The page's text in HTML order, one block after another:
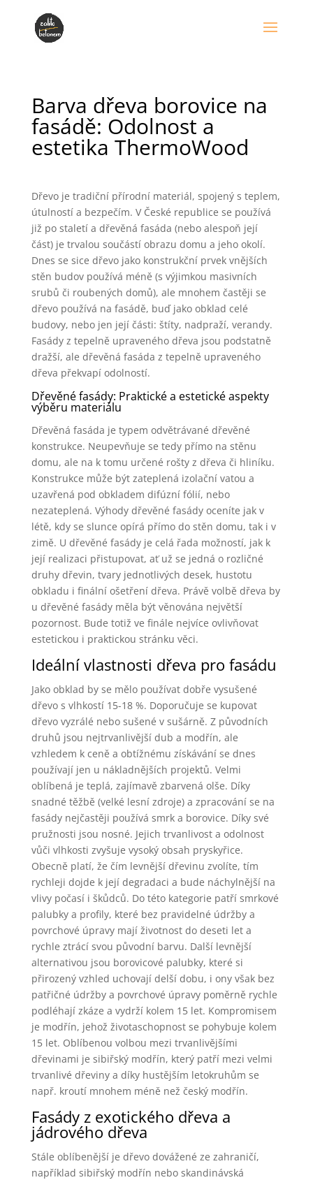
Barva dřeva borovice na
fasádě: Odolnost a
estetika ThermoWood
Dřevo je tradiční přírodní materiál, spojený s teplem,
útulností a bezpečím. V České republice se používá
již po staletí a dřevěná fasáda (nebo alespoň její
část) je trvalou součástí obrazu domu a jeho okolí.
Dnes se sice dřevo jako konstrukční prvek vnějších
stěn budov používá méně (s výjimkou masivních
srubů či roubených domů), ale mnohem častěji se
dřevo používá na fasádě, buď jako obklad celé
budovy, nebo jen její části: štíty, nadpraží, verandy.
Fasády z tepelně upraveného dřeva jsou podstatně
dražší, ale dřevěná fasáda z tepelně upraveného
dřeva překvapí odolností.
Dřevěné fasády: Praktické a estetické aspekty
výběru materiálu
Dřevěná fasáda je typem odvětrávané dřevěné
konstrukce. Neupevňuje se tedy přímo na stěnu
domu, ale na k tomu určené rošty z dřeva či hliníku.
Konstrukce může být zateplená izolační vatou a
uzavřená pod obkladem difúzní fólií, nebo
nezateplená. Výhody dřevěné fasády oceníte jak v
létě, kdy se slunce opírá přímo do stěn domu, tak i v
zimě. U dřevěné fasády je celá řada možností, jak k
její realizaci přistupovat, ať už se jedná o rozličné
druhy dřevin, tvary jednotlivých desek, hustotu
obkladu i finální ošetření dřeva. Právě volbě dřeva by
u dřevěné fasády měla být věnována největší
pozornost. Bude totiž ve finále nejvíce ovlivňovat
estetickou i praktickou stránku věci.
Ideální vlastnosti dřeva pro fasádu
Jako obklad by se mělo používat dobře vysušené
dřevo s vlhkostí 15-18 %. Doporučuje se kupovat
dřevo vyzrálé nebo sušené v sušárně. Z původních
druhů jsou nejtrvanlivější dub a modřín, ale
vzhledem k ceně a obtížnému získávání se dnes
používají jen u nákladnějších projektů. Velmi
oblíbená je teplá, zajímavě zbarvená olše. Díky
snadné těžbě (velké lesní zdroje) a zpracování se na
fasády nejčastěji používá smrk a borovice. Díky své
pružnosti jsou nosné. Jejich trvanlivost a odolnost
vůči vlhkosti zvyšuje vysoký obsah pryskyřice.
Obecně platí, že čím levnější dřevinu zvolíte, tím
rychleji dojde k její degradaci a bude náchylnější na
vlivy počasí i škůdců. Do této kategorie patří smrkové
palubky a profily, které bez pravidelné údržby a
povrchové úpravy mají životnost do deseti let a
rychle ztrácí svou původní barvu. Další levnější
alternativou jsou borovicové palubky, které si
přirozený vzhled uchovají delší dobu, i ony však bez
patřičné údržby a povrchové úpravy poměrně rychle
podléhají zkáze a vydrží kolem 15 let. Kompromisem
je modřín, jehož životaschopnost se pohybuje kolem
15 let. Oblíbenou volbou mezi trvanlivějšími
dřevinami je sibiřský modřín, který patří mezi velmi
trvanlivé dřeviny a díky hustějším letokruhům se
např. kroutí mnohem méně než český modřín.
Fasády z exotického dřeva a
jádrového dřeva
Stále oblíbenější je dřevo dovážené ze zahraničí,
například sibiřský modřín nebo skandinávská